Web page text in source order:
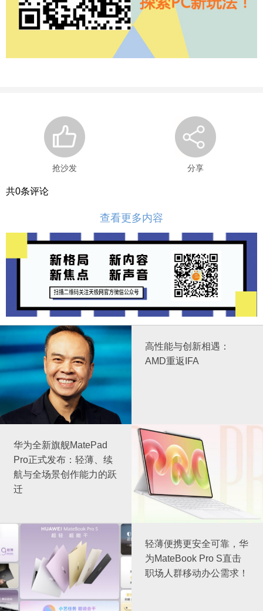
抢沙发 分享
共0条评论
查看更多内容
高性能与创新相遇：
AMD重返IFA
华为全新旗舰MatePad
Pro正式发布：轻薄、续
航与全场景创作能力的跃
迁
轻薄便携更安全可靠，华
为MateBook Pro S直击
职场人群移动办公需求！